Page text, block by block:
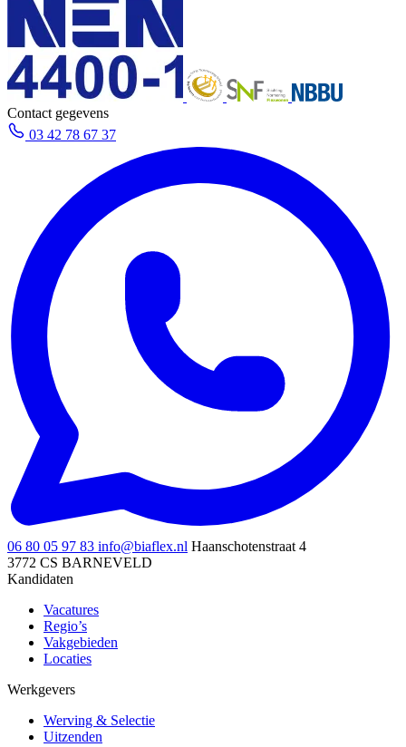
Contact gegevens
03 42 78 67 37
06 80 05 97 83 info@biaflex.nl Haanschotenstraat 4
3772 CS BARNEVELD
Kandidaten
Vacatures
Regio’s
Vakgebieden
Locaties
Werkgevers
Werving & Selectie
Uitzenden